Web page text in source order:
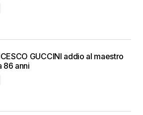
GUCCINI addio al maestro
86 anni